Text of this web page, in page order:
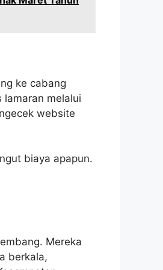
ke cabang
melalui
website
biaya apapun.
Mereka
berkala,